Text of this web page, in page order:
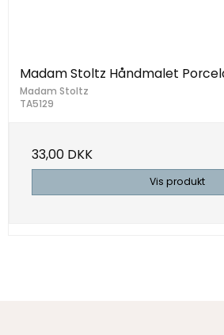
Madam Stoltz Håndmalet
Madam Stoltz
TA5129
33,00 DKK
Vis produkt